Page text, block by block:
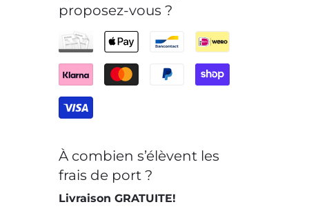
proposez-vous ?
À combien s’élèvent les
frais de port ?
Livraison GRATUITE!